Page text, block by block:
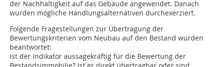
der Nachhaltigkeit auf das Gebäude angewendet. Danach
wurden mögliche Handlungsalternativen durchexerziert.
Folgende Fragestellungen zur Übertragung der
Bewertungskriterien vom Neubau auf den Bestand wurden
beantwortet:
Ist der Indikator aussagekräftig für die Bewertung der